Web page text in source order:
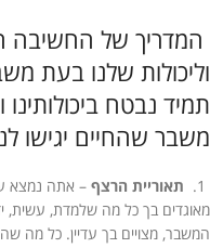
המדריך של החשיבה
וליכולות שלנו בעת
תמיד נבטח
משבר שהחיים יגישו
תאוריית הרצף – אתה נמצא
מאוגדים בך כל מה שלמדת, עשית,
המשבר, מצויים בך עדיין. כל מה